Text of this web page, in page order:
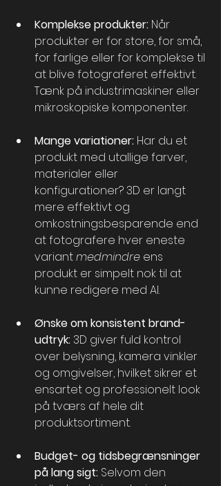
Komplekse produkter: Når
produkter er for store, for små,
for farlige eller for komplekse til
at blive fotograferet effektivt.
Tænk på industrimaskiner eller
mikroskopiske komponenter.
Mange variationer: Har du et
produkt med utallige farver,
materialer eller
konfigurationer? 3D er langt
mere effektivt og
omkostningsbesparende end
at fotografere hver eneste
variant medmindre ens
produkt er simpelt nok til at
kunne redigere med AI.
Ønske om konsistent brand-
udtryk: 3D giver fuld kontrol
over belysning, kamera vinkler
og omgivelser, hvilket sikrer et
ensartet og professionelt look
på tværs af hele dit
produktsortiment.
Budget- og tidsbegrænsninger
på lang sigt: Selvom den